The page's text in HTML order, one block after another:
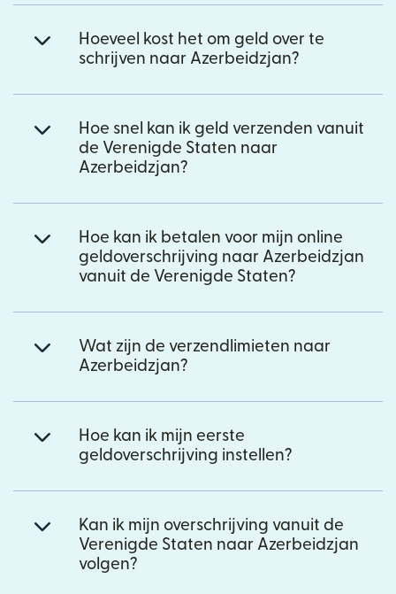
Hoeveel kost het om geld over te
schrijven naar Azerbeidzjan?
Hoe snel kan ik geld verzenden vanuit
de Verenigde Staten naar
Azerbeidzjan?
Hoe kan ik betalen voor mijn online
geldoverschrijving naar Azerbeidzjan
vanuit de Verenigde Staten?
Wat zijn de verzendlimieten naar
Azerbeidzjan?
Hoe kan ik mijn eerste
geldoverschrijving instellen?
Kan ik mijn overschrijving vanuit de
Verenigde Staten naar Azerbeidzjan
volgen?